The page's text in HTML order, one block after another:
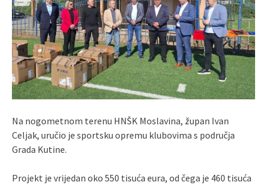
Na nogometnom terenu HNŠK Moslavina, župan Ivan
Celjak, uručio je sportsku opremu klubovima s područja
Grada Kutine.
Projekt je vrijedan oko 550 tisuća eura, od čega je 460 tisuća